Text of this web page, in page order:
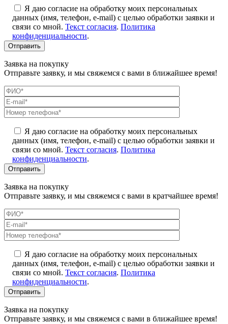
Я даю согласие на обработку моих персональных
данных (имя, телефон, e-mail) с целью обработки заявки и
связи со мной. Текст согласия. Политика
конфиденциальности.
Заявка на покупку
Отправьте заявку, и мы свяжемся с вами в ближайшее время!
Я даю согласие на обработку моих персональных
данных (имя, телефон, e-mail) с целью обработки заявки и
связи со мной. Текст согласия. Политика
конфиденциальности.
Заявка на покупку
Отправьте заявку, и мы свяжемся с вами в кратчайшее время!
Я даю согласие на обработку моих персональных
данных (имя, телефон, e-mail) с целью обработки заявки и
связи со мной. Текст согласия. Политика
конфиденциальности.
Заявка на покупку
Отправьте заявку, и мы свяжемся с вами в ближайшее время!